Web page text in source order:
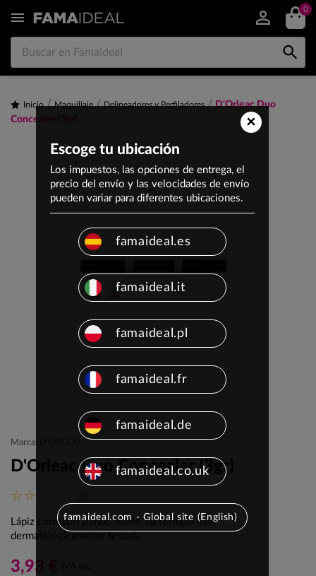
 0

Inicio Maquillaje Delineadores y Perfiladores
D'Orleac Duo
Concealer (3gr)
Marca: D'ORLEAC
D'Orleac Duo Concealer (3gr)
Lápiz corrector jumbo doble, su fórmula está
dermatológicamente testada.
3,93 €
×
Escoge tu ubicación
Los impuestos, las opciones de entrega, el
precio del envío y las velocidades de envío
pueden variar para diferentes ubicaciones.
famaideal.es
famaideal.it
famaideal.pl
famaideal.fr
famaideal.de
famaideal.co.uk
famaideal.com - Global site (English)